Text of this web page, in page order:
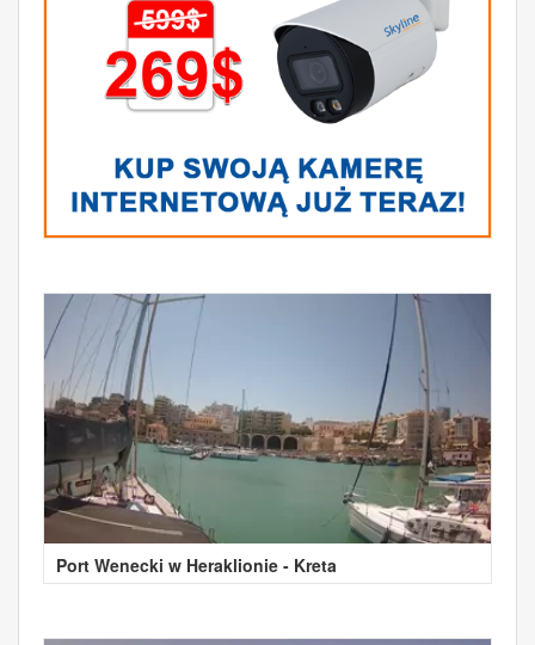
Port Wenecki w Heraklionie - Kreta